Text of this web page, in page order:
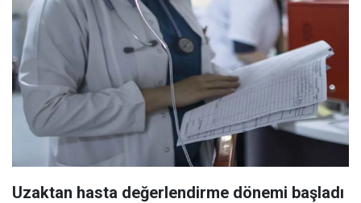
Uzaktan hasta değerlendirme dönemi başladı